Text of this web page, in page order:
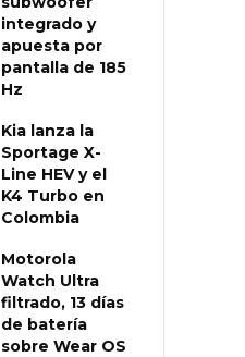
integrado y
apuesta por
pantalla de 185
Hz
Kia lanza la
Sportage X-
Line HEV y el
K4 Turbo en
Colombia
Motorola
Watch Ultra
filtrado, 13 días
de batería
sobre Wear OS